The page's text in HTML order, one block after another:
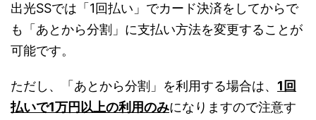
出光SSでは「1回払い」でカード決済をしてからで
も「あとから分割」に支払い方法を変更することが
可能です。
ただし、「あとから分割」を利用する場合は、 1回
払いで1万円以上の利用のみになりますので注意す